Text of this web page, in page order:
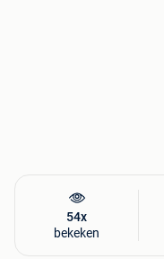
54x
bekeken